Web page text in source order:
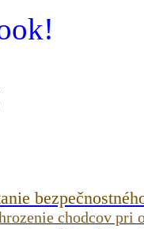
chodcov pri